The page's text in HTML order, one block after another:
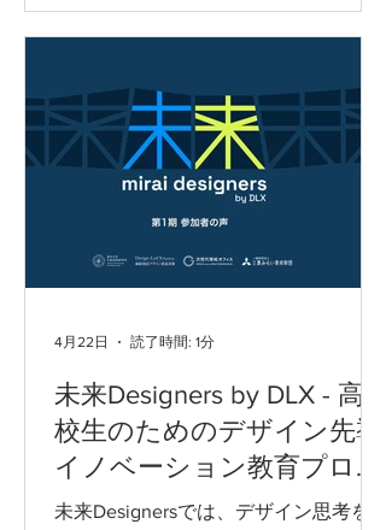
もならないと、そう思っていました。
ることができました。 専門家の方々の
レクチャーやDLX Labの展示を通じ
盤となる考え方であることや、さまざ
まな分野と密接に結びつき、それらを
つなぐ役割を持っているということを
学びました。 また、実際のワークショ
ップでは、一つの問題をさまざまな視
でにデザインが始まっていることに気
いう、とても難しい問いについてもっ
と深く掘り下げたいという気持ちが芽
生えてきました。 そして、クリエイテ
ィブさを持つ同じ年代の仲間と一緒に
アイデア交換やディスカッションをし
未来Designers by DLX - 高
校生のためのデザイン先導
イノベーション教育プログ
ラム参加者の声 #1
未来Designersでは、デザイン思考を通
4月22日 読了時間: 1分